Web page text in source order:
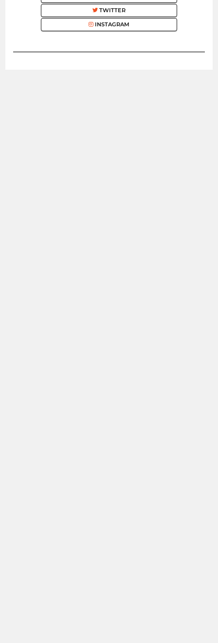
TWITTER
INSTAGRAM